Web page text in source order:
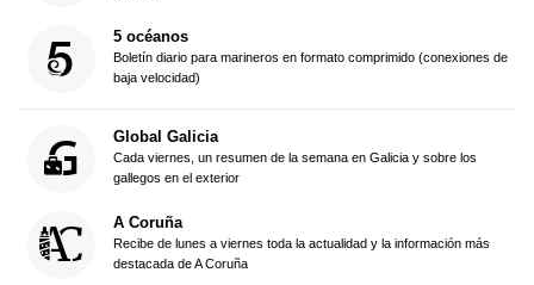
5 océanos
Boletín diario para marineros en formato comprimido (conexiones de
baja velocidad)
Global Galicia
Cada viernes, un resumen de la semana en Galicia y sobre los
gallegos en el exterior
A Coruña
Recibe de lunes a viernes toda la actualidad y la información más
destacada de A Coruña